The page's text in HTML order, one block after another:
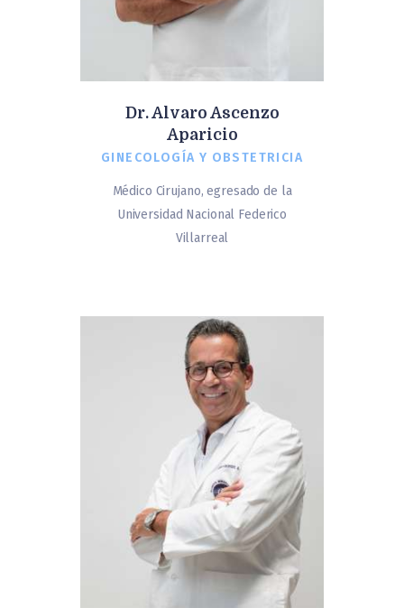
Dr. Alvaro Ascenzo
Aparicio
GINECOLOGÍA Y OBSTETRICIA
Médico Cirujano, egresado de la
Universidad Nacional Federico
Villarreal